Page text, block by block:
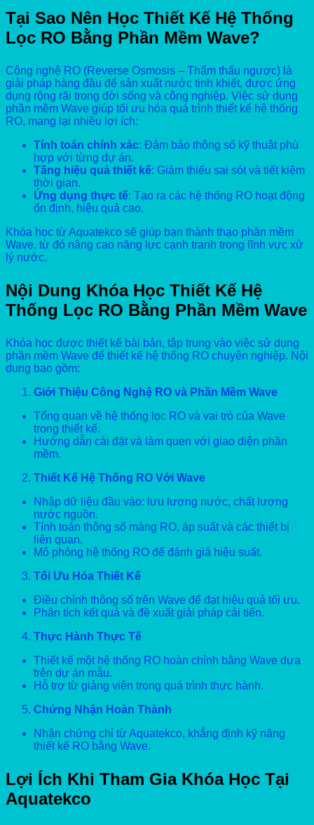
Tại Sao Nên Học Thiết Kế Hệ Thống
Lọc RO Bằng Phần Mềm Wave?
Công nghệ RO (Reverse Osmosis – Thẩm thấu ngược) là
giải pháp hàng đầu để sản xuất nước tinh khiết, được ứng
dụng rộng rãi trong đời sống và công nghiệp. Việc sử dụng
phần mềm Wave giúp tối ưu hóa quá trình thiết kế hệ thống
RO, mang lại nhiều lợi ích:
Tính toán chính xác: Đảm bảo thông số kỹ thuật phù
hợp với từng dự án.
Tăng hiệu quả thiết kế: Giảm thiểu sai sót và tiết kiệm
thời gian.
Ứng dụng thực tế: Tạo ra các hệ thống RO hoạt động
ổn định, hiệu quả cao.
Khóa học từ Aquatekco sẽ giúp bạn thành thạo phần mềm
Wave, từ đó nâng cao năng lực cạnh tranh trong lĩnh vực xử
lý nước.
Nội Dung Khóa Học Thiết Kế Hệ
Thống Lọc RO Bằng Phần Mềm Wave
Khóa học được thiết kế bài bản, tập trung vào việc sử dụng
phần mềm Wave để thiết kế hệ thống RO chuyên nghiệp. Nội
dung bao gồm:
Giới Thiệu Công Nghệ RO và Phần Mềm Wave
Tổng quan về hệ thống lọc RO và vai trò của Wave
trong thiết kế.
Hướng dẫn cài đặt và làm quen với giao diện phần
mềm.
Thiết Kế Hệ Thống RO Với Wave
Nhập dữ liệu đầu vào: lưu lượng nước, chất lượng
nước nguồn.
Tính toán thông số màng RO, áp suất và các thiết bị
liên quan.
Mô phỏng hệ thống RO để đánh giá hiệu suất.
Tối Ưu Hóa Thiết Kế
Điều chỉnh thông số trên Wave để đạt hiệu quả tối ưu.
Phân tích kết quả và đề xuất giải pháp cải tiến.
Thực Hành Thực Tế
Thiết kế một hệ thống RO hoàn chỉnh bằng Wave dựa
trên dự án mẫu.
Hỗ trợ từ giảng viên trong quá trình thực hành.
Chứng Nhận Hoàn Thành
Nhận chứng chỉ từ Aquatekco, khẳng định kỹ năng
thiết kế RO bằng Wave.
Lợi Ích Khi Tham Gia Khóa Học Tại
Aquatekco